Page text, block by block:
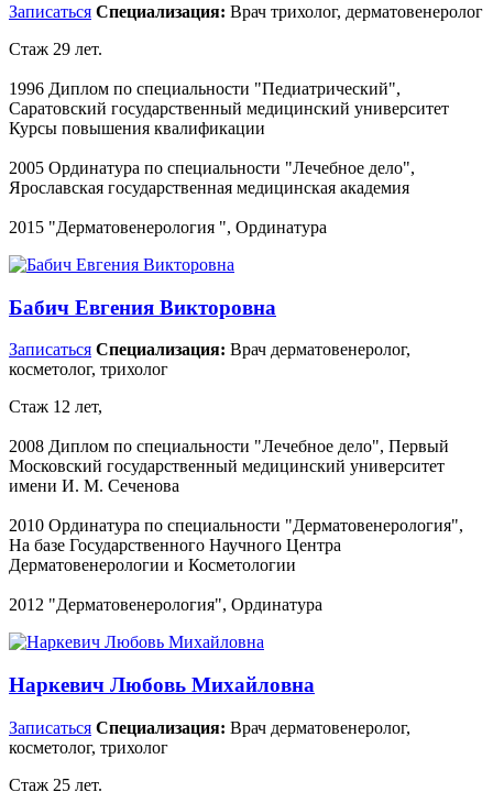
Записаться Специализация: Врач трихолог, дерматовенеролог
Стаж 29 лет.
1996 Диплом по специальности "Педиатрический",
Саратовский государственный медицинский университет
Курсы повышения квалификации
2005 Ординатура по специальности "Лечебное дело",
Ярославская государственная медицинская академия
2015 "Дерматовенерология ", Ординатура
Бабич Евгения Викторовна
Записаться Специализация: Врач дерматовенеролог,
косметолог, трихолог
Стаж 12 лет,
2008 Диплом по специальности "Лечебное дело", Первый
Московский государственный медицинский университет
имени И. М. Сеченова
2010 Ординатура по специальности "Дерматовенерология",
На базе Государственного Научного Центра
Дерматовенерологии и Косметологии
2012 "Дерматовенерология", Ординатура
Наркевич Любовь Михайловна
Записаться Специализация: Врач дерматовенеролог,
косметолог, трихолог
Стаж 25 лет.